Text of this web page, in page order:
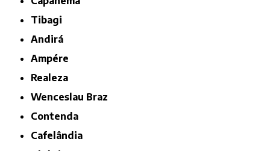
Tibagi
Andirá
Ampére
Realeza
Wenceslau Braz
Contenda
Cafelândia